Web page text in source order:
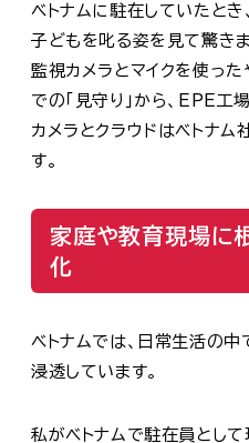
ベトナムに駐在していたと
子どもを叱る姿を見て驚き
監視カメラとマイクを使っ
での「見守り」から、EPE
カメラとクラウドはベトナ
す。
家庭や教育現場に
化
ベトナムでは、日常生活の
浸透しています。
私がベトナムで駐在員とし